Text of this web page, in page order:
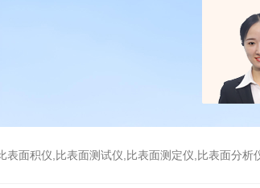
面积仪,比表面测试仪,比表面测定仪,比表面分析仪,比表面测量